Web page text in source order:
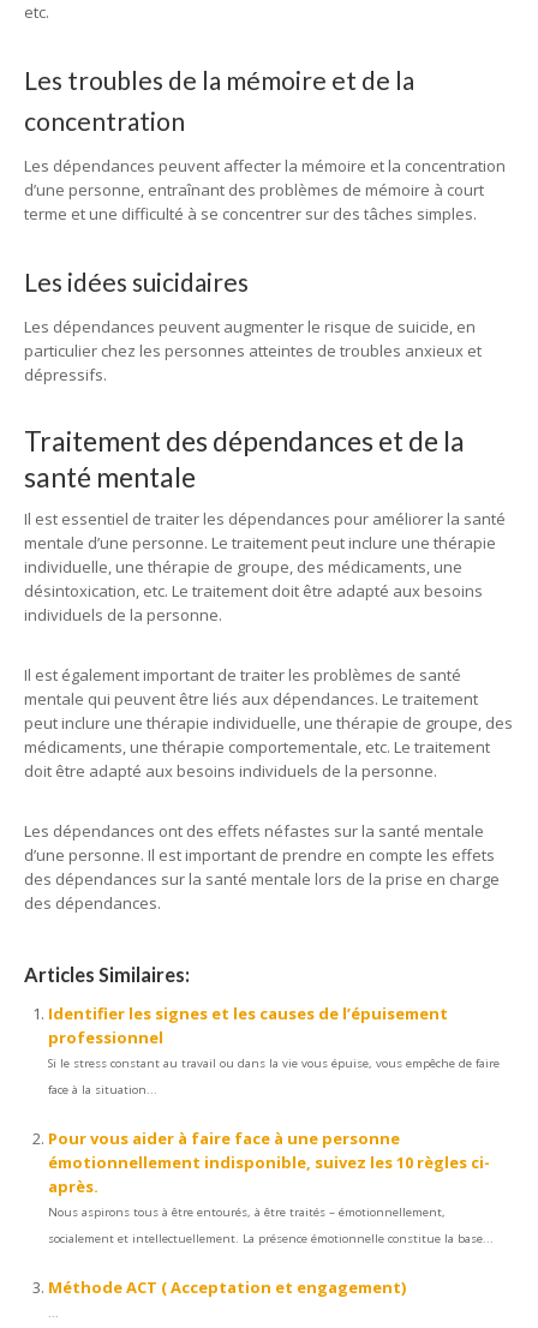
etc.
Les troubles de la mémoire et de la
concentration
Les dépendances peuvent affecter la mémoire et la concentration
d’une personne, entraînant des problèmes de mémoire à court
terme et une difficulté à se concentrer sur des tâches simples.
Les idées suicidaires
Les dépendances peuvent augmenter le risque de suicide, en
particulier chez les personnes atteintes de troubles anxieux et
dépressifs.
Traitement des dépendances et de la
santé mentale
Il est essentiel de traiter les dépendances pour améliorer la santé
mentale d’une personne. Le traitement peut inclure une thérapie
individuelle, une thérapie de groupe, des médicaments, une
désintoxication, etc. Le traitement doit être adapté aux besoins
individuels de la personne.
Il est également important de traiter les problèmes de santé
mentale qui peuvent être liés aux dépendances. Le traitement
peut inclure une thérapie individuelle, une thérapie de groupe, des
médicaments, une thérapie comportementale, etc. Le traitement
doit être adapté aux besoins individuels de la personne.
Les dépendances ont des effets néfastes sur la santé mentale
d’une personne. Il est important de prendre en compte les effets
des dépendances sur la santé mentale lors de la prise en charge
des dépendances.
Articles Similaires:
Identifier les signes et les causes de l’épuisement
professionnel
Si le stress constant au travail ou dans la vie vous épuise, vous empêche de faire
face à la situation...
Pour vous aider à faire face à une personne
émotionnellement indisponible, suivez les 10 règles ci-
après.
Nous aspirons tous à être entourés, à être traités – émotionnellement,
socialement et intellectuellement. La présence émotionnelle constitue la base...
Méthode ACT ( Acceptation et engagement)
...